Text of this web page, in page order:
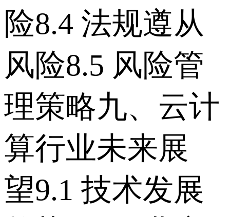
险 8.4 法规遵从
风险 8.5 风险管
理策略 九、云计
算行业未来展
望 9.1 技术发展